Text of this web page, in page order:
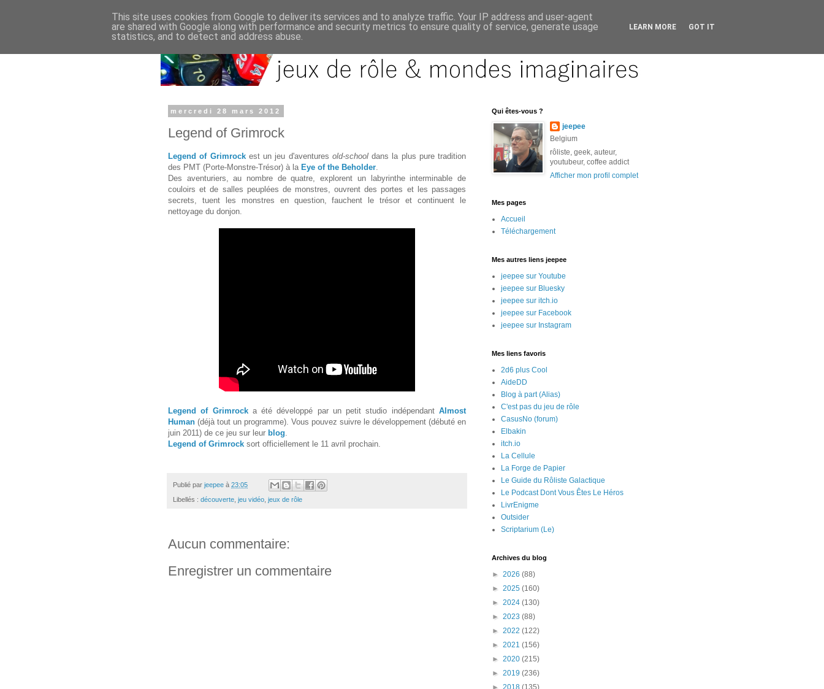
mercredi 28 mars 2012
Legend of Grimrock
Legend of Grimrockest un jeu d'aventures old-schooldans la plus pure tradition
des PMT (Porte-Monstre-Trésor) à la Eye of the Beholder
Des aventuriers, au nombre de quatre, explorent un labyrinthe interminable de
couloirs et de salles peuplées de monstres, ouvrent des portes et les passages
secrets, tuent les monstres en question, fauchent le trésor et continuent le
nettoyage du donjon.
Legend of Grimrocka été développé par un petit studio indépendantAlmost
Human (déjà tout un programme). Vous pouvez suivre le développement (débuté en
juin 2011) de ce jeu sur leur blog
Legend of Grimrock sort officiellement le 11 avril prochain.
Publié par jeepee à 23:05
Libellés : découverte jeu vidéo jeux de rôle
Aucun commentaire:
Enregistrer un commentaire
Qui êtes-vous ?
jeepee
Belgium
rôliste, geek, auteur,
youtubeur, coffee addict
Afficher mon profil complet
Mes pages
Accueil
Téléchargement
Mes autres liens jeepee
jeepee sur Youtube
jeepee sur Bluesky
jeepee sur itch.io
jeepee sur Facebook
jeepee sur Instagram
Mes liens favoris
2d6 plus Cool
AideDD
Blog à part (Alias)
C'est pas du jeu de rôle
CasusNo (forum)
Elbakin
itch.io
La Cellule
La Forge de Papier
Le Guide du Rôliste Galactique
Le Podcast Dont Vous Êtes Le Héros
LivrEnigme
Outsider
Scriptarium (Le)
Archives du blog
► 2026 (88)
► 2025 (160)
► 2024 (130)
► 2023 (88)
► 2022 (122)
► 2021 (156)
► 2020 (215)
► 2019 (236)
► 2018 (135)
This site uses cookies from Google to deliver its services and to analyze traffic. Your IP address and user-agent
are shared with Google along with performance and security metrics to ensure quality of service, generate usage
statistics, and to detect and address abuse.
LEARN MORE GOT IT